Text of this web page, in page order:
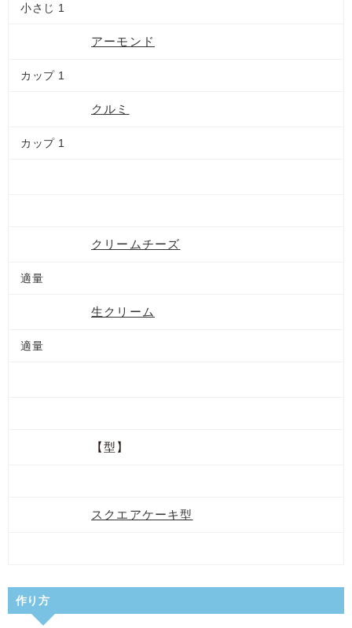
小さじ 1
アーモンド
カップ 1
クルミ
カップ 1
クリームチーズ
適量
生クリーム
適量
【型】
スクエアケーキ型
作り方